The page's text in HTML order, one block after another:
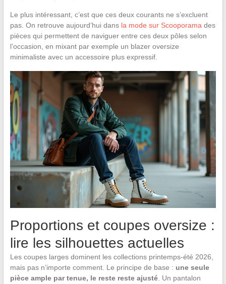
Le plus intéressant, c’est que ces deux courants ne s’excluent
pas. On retrouve aujourd’hui dans la mode sur Scooporama des
pièces qui permettent de naviguer entre ces deux pôles selon
l’occasion, en mixant par exemple un blazer oversize
minimaliste avec un accessoire plus expressif.
Proportions et coupes oversize :
lire les silhouettes actuelles
Les coupes larges dominent les collections printemps-été 2026,
mais pas n’importe comment. Le principe de base : une seule
pièce ample par tenue, le reste reste ajusté. Un pantalon